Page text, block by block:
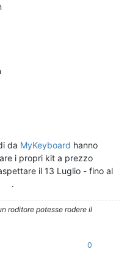
da MyKeyboard hanno
i propri kit a prezzo
il 13 Luglio - fino al
.
roditore potesse rodere il
0